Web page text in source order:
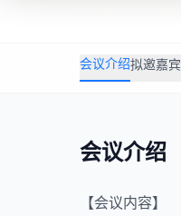
会议介绍拟邀嘉宾
会议介绍
【会议内容】